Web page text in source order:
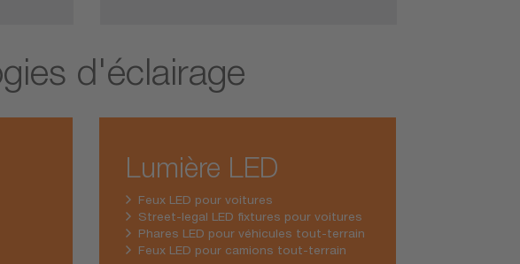
d'éclairage
Lumière LED
Feux LED pour voitures
Street-legal LED fixtures pour voitures
Phares LED pour véhicules tout-terrain
Feux LED pour camions tout-terrain